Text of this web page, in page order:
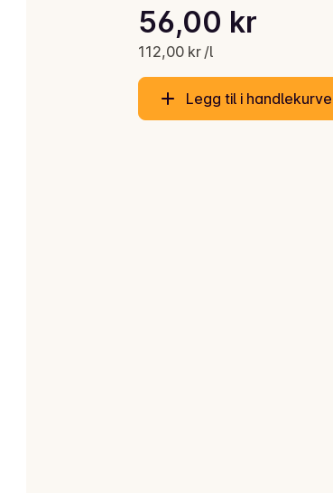
Gjeldende pris er: 56,00 kr
56,00 kr
112,00 kr /l
Stykkpris: 112,00 kr /l
Legg til i